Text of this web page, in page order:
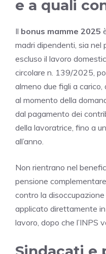
e a quali
Il bonus mamme 2025
madri dipendenti, sia nel
escluso il lavoro
circolare n. 139/2025,
almeno due figli a carico,
al momento della
dal pagamento dei
della lavoratrice, fino a
all’anno.
Non rientrano nel
pensione
contro la
applicato direttamente
lavoro, dopo che l’INPS